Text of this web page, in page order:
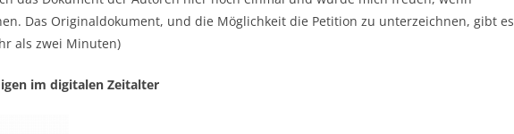
Das Originaldokument, und die Möglichkeit die Petition zu unterzeichnen, gibt es
als zwei Minuten)
im digitalen Zeitalter